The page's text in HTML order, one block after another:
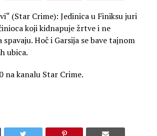
(Star Crime): Jedinica u Finiksu juri
koji kidnapuje žrtve i ne
spavaju. Hoč i Garsija se bave tajnom
ubica.
na kanalu Star Crime.